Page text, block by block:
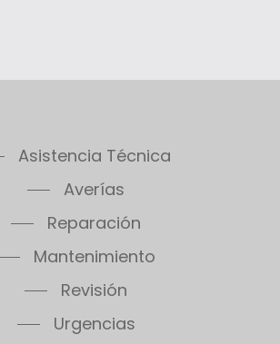
Asistencia Técnica
Averías
Reparación
Mantenimiento
Revisión
Urgencias